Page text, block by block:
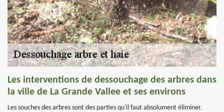
Les interventions de dessouchage des arbres dans
la ville de La Grande Vallee et ses environs
Les souches des arbres sont des parties qu'il faut absolument éliminer.